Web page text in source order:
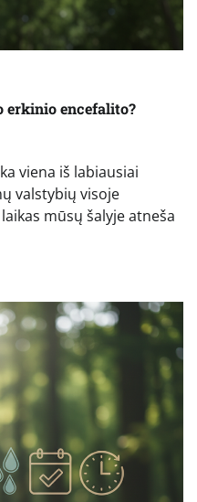
erkinio encefalito?
viena iš labiausiai
valstybių visoje
mūsų šalyje atneša